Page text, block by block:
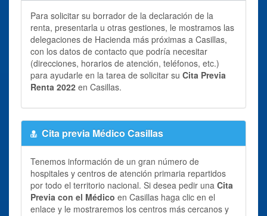
Para solicitar su borrador de la declaración de la
renta, presentarla u otras gestiones, le mostramos las
delegaciones de Hacienda más próximas a Casillas,
con los datos de contacto que podría necesitar
(direcciones, horarios de atención, teléfonos, etc.)
para ayudarle en la tarea de solicitar su Cita Previa
Renta 2022 en Casillas.
Cita previa Médico Casillas
Tenemos información de un gran número de
hospitales y centros de atención primaria repartidos
por todo el territorio nacional. Si desea pedir una Cita
Previa con el Médico en Casillas haga clic en el
enlace y le mostraremos los centros más cercanos y